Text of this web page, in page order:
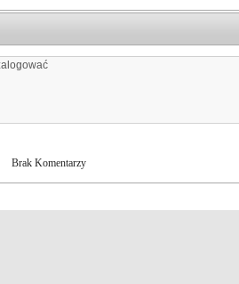
Brak Komentarzy